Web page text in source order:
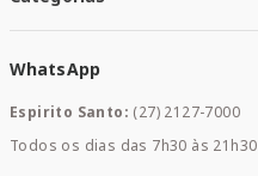
Meus Pedidos
Saúde e Bem-estar
Mamães e Bebê
WhatsApp
Espirito Santo: (27) 2127-7000
Todos os dias das 7h30 às 21h30